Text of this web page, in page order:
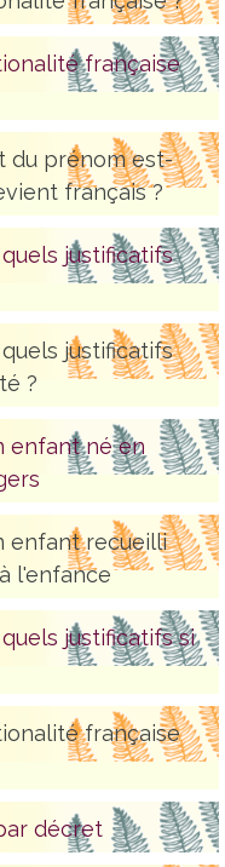
française
du prénom est-
français ?
justificatifs
justificatifs
?
enfant né en
enfant recueilli
l'enfance
justificatifs si
française
décret